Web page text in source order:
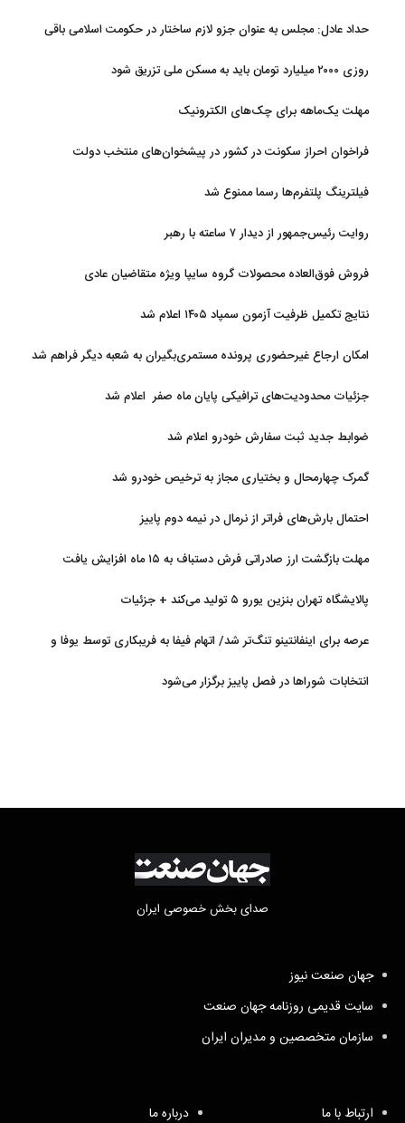
حداد عادل: مجلس به عنوان جزو لازم ساختار در حکومت اسلامی باقی
روزی ۲۰۰۰ میلیارد تومان باید به مسکن ملی تزریق شود
مهلت یک‌ماهه برای چک‌های الکترونیک
فراخوان احراز سکونت در کشور در پیشخوان‌های منتخب دولت
فیلترینگ پلتفرم‌ها رسما ممنوع شد
روایت رئیس‌جمهور از دیدار ۷ ساعته با رهبر
فروش فوق‌العاده محصولات گروه سایپا ویژه متقاضیان عادی
نتایج تکمیل ظرفیت آزمون سمپاد ۱۴۰۵ اعلام شد
امکان ارجاع غیرحضوری پرونده مستمری‌بگیران به شعبه دیگر فراهم شد
جزئیات محدودیت‌های ترافیکی پایان ماه صفر اعلام شد
ضوابط جدید ثبت سفارش خودرو اعلام شد
گمرک چهارمحال و بختیاری مجاز به ترخیص خودرو شد
احتمال بارش‌های فراتر از نرمال در نیمه دوم پاییز
مهلت بازگشت ارز صادراتی فرش دستباف به ۱۵ ماه افزایش یافت
پالایشگاه تهران بنزین یورو ۵ تولید می‌کند + جزئیات
عرصه برای اینفانتینو تنگ‌تر شد/ اتهام فیفا به فریبکاری توسط یوفا و
انتخابات شوراها در فصل پاییز برگزار می‌شود
صدای بخش خصوصی ایران
جهان صنعت نیوز
سایت قدیمی روزنامه جهان صنعت
سازمان متخصصین و مدیران ایران
ارتباط با ما درباره ما